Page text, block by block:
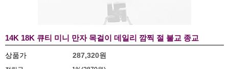
14K 18K 큐티 미니 만자 목걸이 데일리 깜찍 절 불교 종교
상품가 287,320원